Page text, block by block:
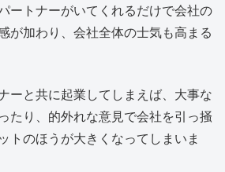
ートナーがいてくれるだけで会社の
が加わり、会社全体の士気も高まる
ーと共に起業してしまえば、大事な
たり、的外れな意見で会社を引っ掻
トのほうが大きくなってしまいま